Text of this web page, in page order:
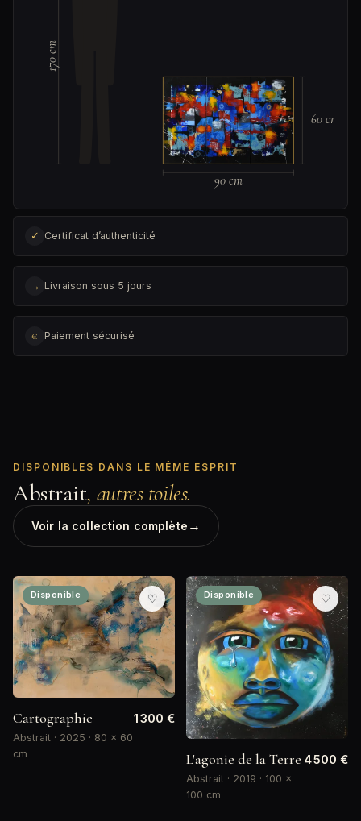
90 cm
60 cm
170 cm
✓ Certificat d’authenticité
→ Livraison sous 5 jours
€ Paiement sécurisé
DISPONIBLES DANS LE MÊME ESPRIT
Abstrait, autres toiles.
Voir la collection complète →
Disponible ♡
Cartographie
Abstrait · 2025 · 80 × 60
cm
1 300 €
Disponible ♡
L'agonie de la Terre
Abstrait · 2019 · 100 ×
100 cm
4 500 €